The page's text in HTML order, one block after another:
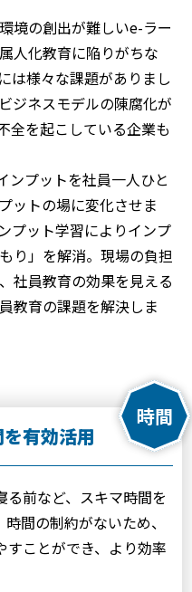
境の創出が難しいe-ラー
人化教育に陥りがちな
は様々な課題がありまし
ジネスモデルの陳腐化が
全を起こしている企業も
プットを社員一人ひと
ットの場に変化させま
プット学習によりインプ
り」を解消。現場の負担
社員教育の効果を見える
教育の課題を解決しま
有効活用
前など、スキマ時間を
間の制約がないため、
すことができ、より効率